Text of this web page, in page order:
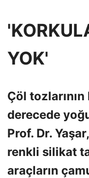
YOK'
Çöl tozlarının
derecede
Prof. Dr.
renkli silikat
araçların